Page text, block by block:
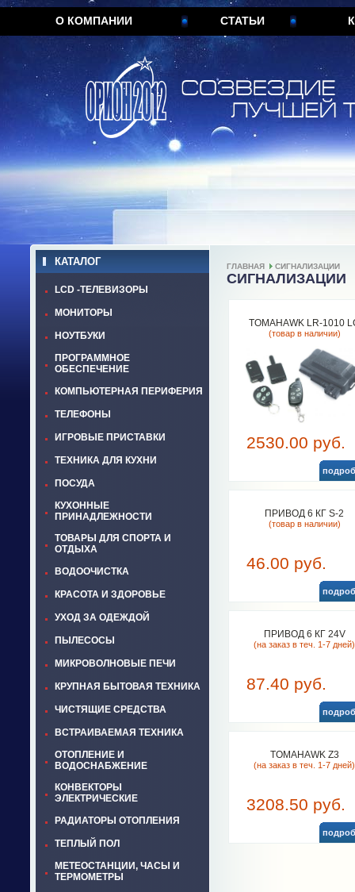
О КОМПАНИИ СТАТЬИ
КАТАЛОГ
LCD -ТЕЛЕВИЗОРЫ
МОНИТОРЫ
НОУТБУКИ
ПРОГРАММНОЕ
ОБЕСПЕЧЕНИЕ
КОМПЬЮТЕРНАЯ ПЕРИФЕРИЯ
ТЕЛЕФОНЫ
ИГРОВЫЕ ПРИСТАВКИ
ТЕХНИКА ДЛЯ КУХНИ
ПОСУДА
КУХОННЫЕ
ПРИНАДЛЕЖНОСТИ
ТОВАРЫ ДЛЯ СПОРТА И
ОТДЫХА
ВОДООЧИСТКА
КРАСОТА И ЗДОРОВЬЕ
УХОД ЗА ОДЕЖДОЙ
ПЫЛЕСОСЫ
МИКРОВОЛНОВЫЕ ПЕЧИ
КРУПНАЯ БЫТОВАЯ ТЕХНИКА
ЧИСТЯЩИЕ СРЕДСТВА
ВСТРАИВАЕМАЯ ТЕХНИКА
ОТОПЛЕНИЕ И
ВОДОСНАБЖЕНИЕ
КОНВЕКТОРЫ
ЭЛЕКТРИЧЕСКИЕ
РАДИАТОРЫ ОТОПЛЕНИЯ
ТЕПЛЫЙ ПОЛ
МЕТЕОСТАНЦИИ, ЧАСЫ И
ТЕРМОМЕТРЫ
ГЛАВНАЯ СИГНАЛИЗАЦИИ
СИГНАЛИЗАЦИИ
TOMAHAWK LR-1010
(товар в наличии)
2530.00 руб.
ПРИВОД 6 КГ S-2
(товар в наличии)
46.00 руб.
ПРИВОД 6 КГ 24V
(на заказ в теч. 1-7 дней)
87.40 руб.
TOMAHAWK Z3
(на заказ в теч. 1-7 дней)
3208.50 руб.